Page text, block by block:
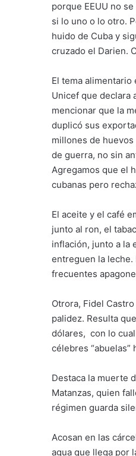
porque EEUU no
si lo uno o lo otro.
huido de Cuba y
cruzado el Darien.
El tema
Unicef que declara
mencionar que la
duplicó sus
millones de
de guerra, no sin
Agregamos que el
cubanas pero
El aceite y el café
junto al ron, el
inflación, junto a la
entreguen la leche.
frecuentes
Otrora, Fidel
palidez. Resulta
dólares, con lo
célebres “abuelas”
Destaca la muerte
Matanzas, quien
régimen guarda
Acosan en las
agua que llega por